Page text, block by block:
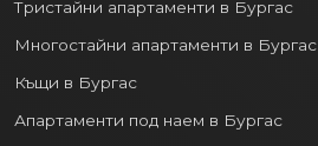
Тристайни апартаменти в Бургас
Многостайни апартаменти в Бургас
Къщи в Бургас
Апартаменти под наем в Бургас